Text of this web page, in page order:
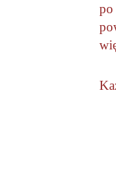
po